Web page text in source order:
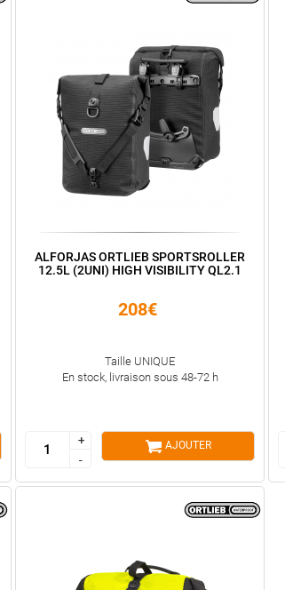
ALFORJAS ORTLIEB SPORTSROLLER
12.5L (2UNI) HIGH VISIBILITY QL2.1
208€
Taille UNIQUE
En stock, livraison sous 48-72 h
+
-
+
-
AJOUTER